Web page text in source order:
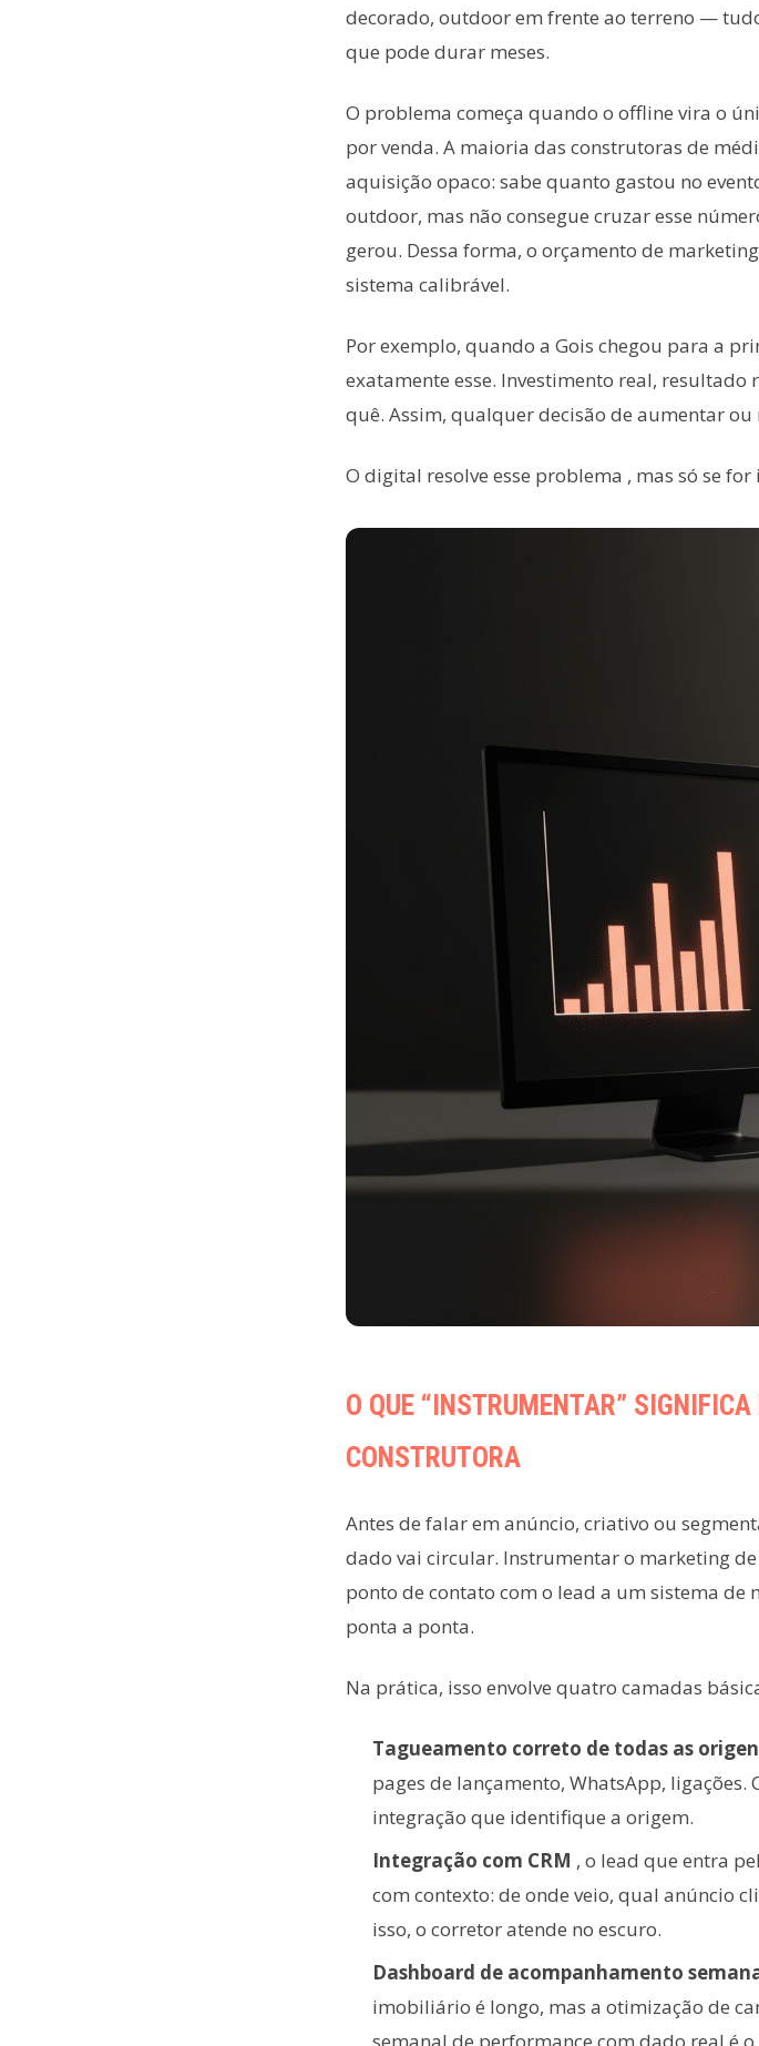
decorado, outdoor em frente ao terreno —
que pode durar meses.
O problema começa quando o offline vira o
por venda. A maioria das construtoras de
aquisição opaco: sabe quanto gastou no
outdoor, mas não consegue cruzar esse
gerou. Dessa forma, o orçamento de
sistema calibrável.
Por exemplo, quando a Gois chegou para a
exatamente esse. Investimento real,
quê. Assim, qualquer decisão de aumentar
O digital resolve esse problema , mas só se
O QUE “INSTRUMENTAR”
CONSTRUTORA
Antes de falar em anúncio, criativo ou
dado vai circular. Instrumentar o marketing
ponto de contato com o lead a um sistema
ponta a ponta.
Na prática, isso envolve quatro camadas
Tagueamento correto de todas as
pages de lançamento, WhatsApp,
integração que identifique a origem.
Integração com CRM , o lead que entra
com contexto: de onde veio, qual anúncio
isso, o corretor atende no escuro.
Dashboard de acompanhamento
imobiliário é longo, mas a otimização de